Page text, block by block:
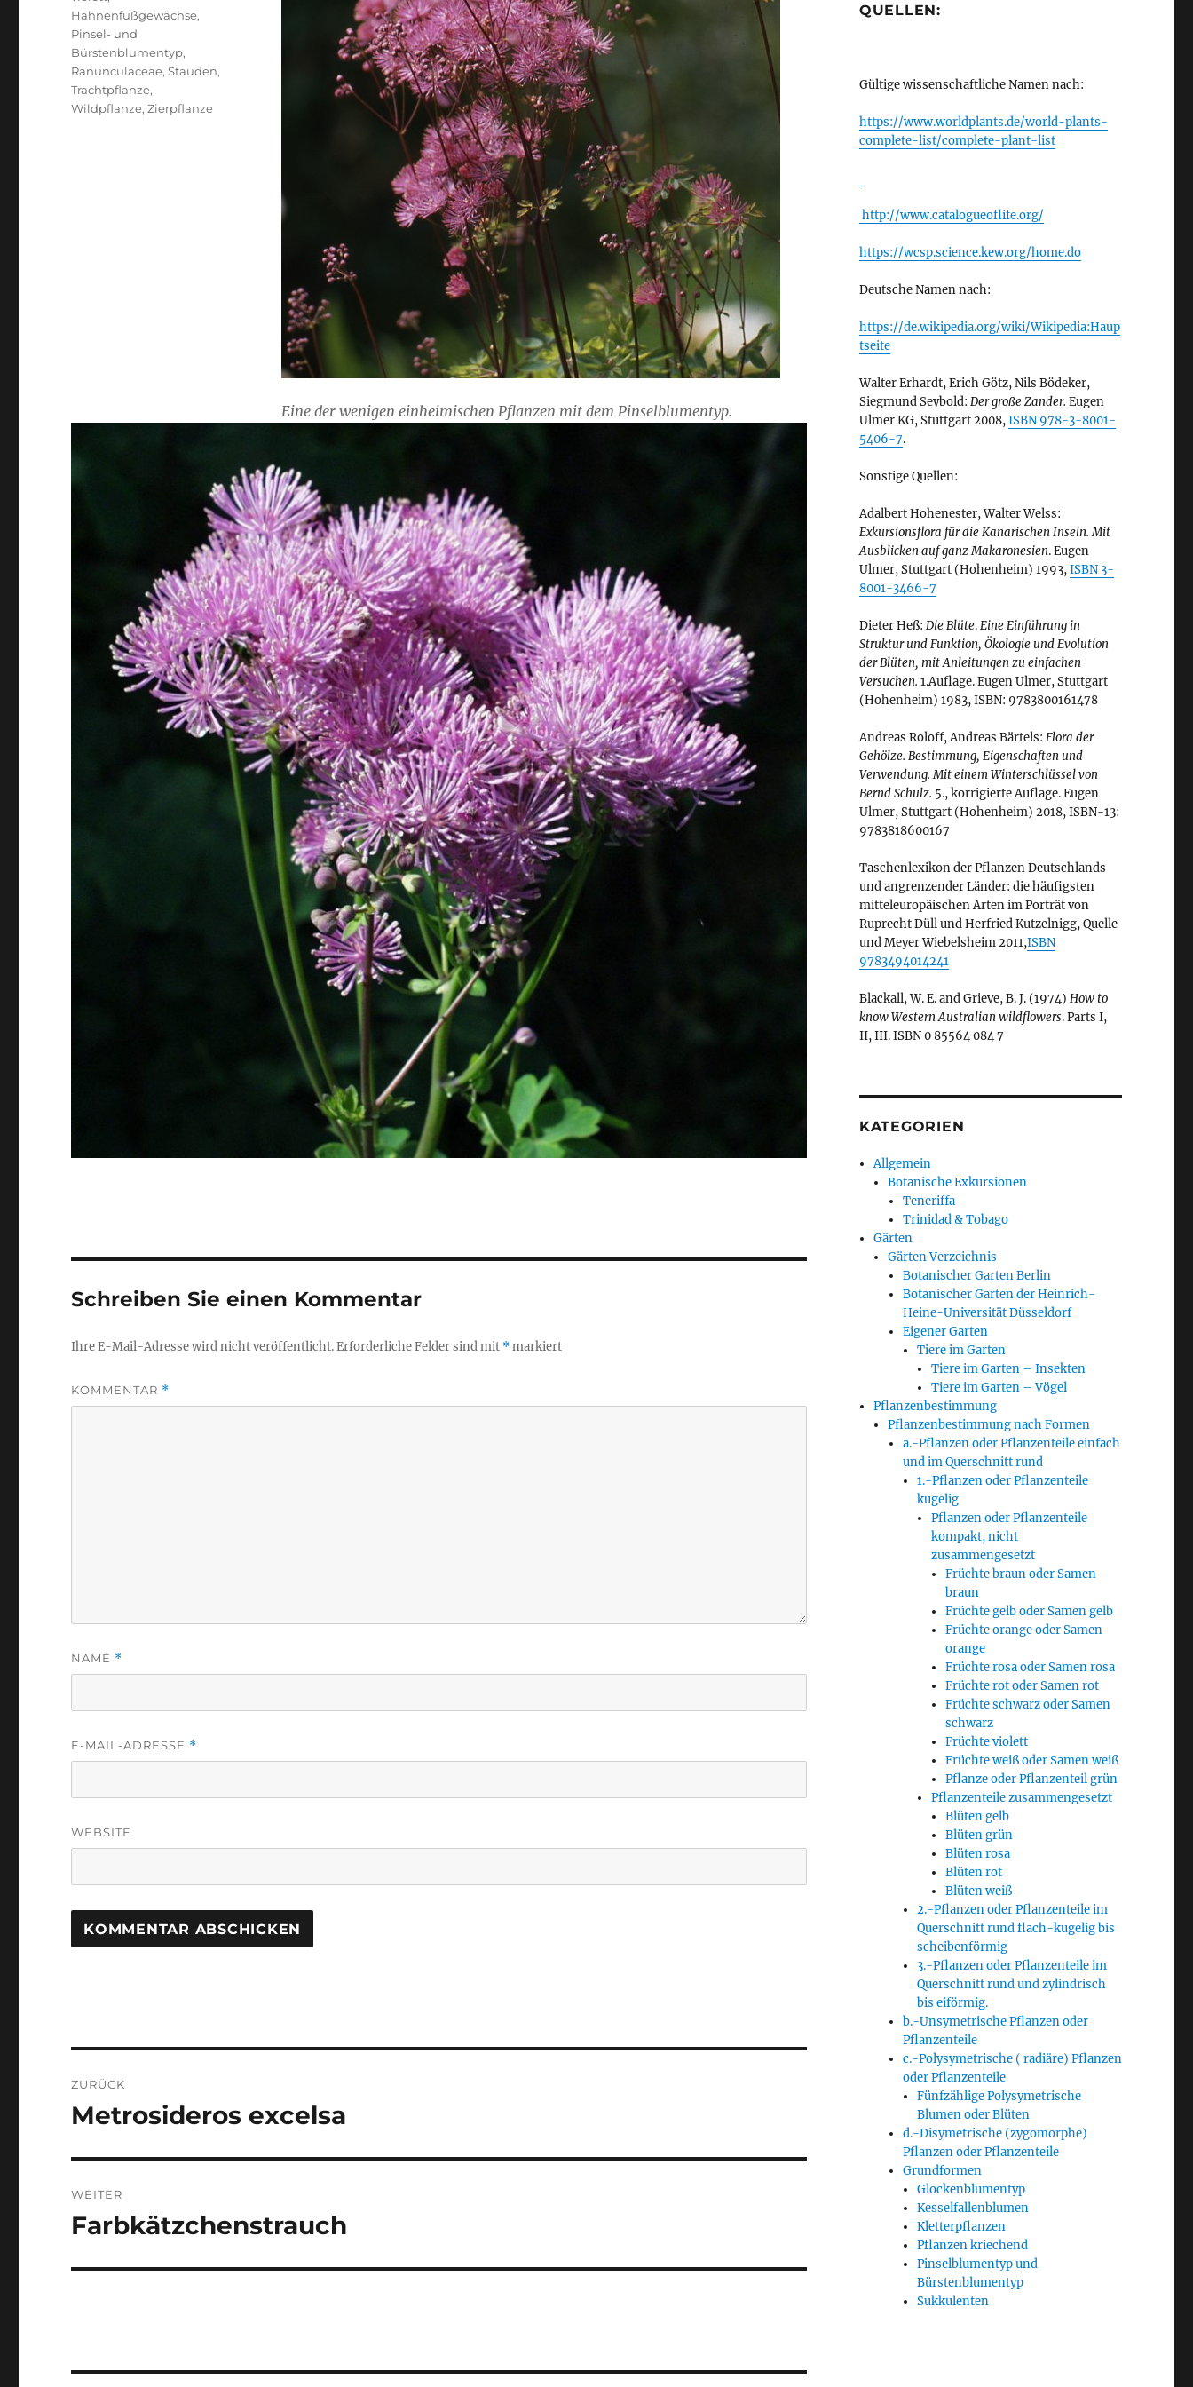
Eine der wenigen einheimischen Pflanzen mit dem Pinselblumentyp.
Hahnenfußgewächse,
Pinsel- und
Bürstenblumentyp,
Ranunculaceae,Stauden,
Trachtpflanze,
Wildpflanze,Zierpflanze
Schreiben Sie einen Kommentar
Ihre E-Mail-Adresse wird nicht veröffentlicht.Erforderliche Felder sind mit *markiert
KOMMENTAR *
NAME *
E-MAIL-ADRESSE *
WEBSITE
ZURÜCK
Vorheriger
Metrosideros excelsa
WEITER
Nächster
Farbkätzchenstrauch
QUELLEN:
Gültige wissenschaftliche Namen nach:
https://www.worldplants.de/world-plants-
complete-list/complete-plant-list
http://www.catalogueoflife.org/
https://wcsp.science.kew.org/home.do
Deutsche Namen nach:
https://de.wikipedia.org/wiki/Wikipedia:Haup
tseite
Walter Erhardt, Erich Götz, Nils Bödeker,
Siegmund Seybold: Der große Zander. Eugen
Ulmer KG, Stuttgart 2008,ISBN 978-3-8001-
5406-7.
Sonstige Quellen:
Adalbert Hohenester, Walter Welss:
Exkursionsflora für die Kanarischen Inseln. Mit
Ausblicken auf ganz Makaronesien. Eugen
Ulmer, Stuttgart (Hohenheim) 1993,ISBN 3-
8001-3466-7
Dieter Heß: Die Blüte.Eine Einführung in
Struktur und Funktion, Ökologie und Evolution
der Blüten, mit Anleitungen zu einfachen
Versuchen. 1.Auflage. Eugen Ulmer, Stuttgart
(Hohenheim) 1983, ISBN: 9783800161478
Andreas Roloff, Andreas Bärtels: Flora der
Gehölze. Bestimmung, Eigenschaften und
Verwendung. Mit einem Winterschlüssel von
Bernd Schulz. 5., korrigierte Auflage. Eugen
Ulmer, Stuttgart (Hohenheim) 2018, ISBN-13:
9783818600167
Taschenlexikon der Pflanzen Deutschlands
und angrenzender Länder: die häufigsten
mitteleuropäischen Arten im Porträt von
Ruprecht Düll und Herfried Kutzelnigg, Quelle
und Meyer Wiebelsheim 2011,ISBN
9783494014241
Blackall, W. E. and Grieve, B. J. (1974) How to
know Western Australian wildflowers. Parts I,
II, III. ISBN 0 85564 084 7
KATEGORIEN
Allgemein
Botanische Exkursionen
Teneriffa
Trinidad & Tobago
Gärten
Gärten Verzeichnis
Botanischer Garten Berlin
Botanischer Garten der Heinrich-
Heine-Universität Düsseldorf
Eigener Garten
Tiere im Garten
Tiere im Garten – Insekten
Tiere im Garten – Vögel
Pflanzenbestimmung
Pflanzenbestimmung nach Formen
a.-Pflanzen oder Pflanzenteile einfach
und im Querschnitt rund
1.-Pflanzen oder Pflanzenteile
kugelig
Pflanzen oder Pflanzenteile
kompakt, nicht
zusammengesetzt
Früchte braun oder Samen
braun
Früchte gelb oder Samen gelb
Früchte orange oder Samen
orange
Früchte rosa oder Samen rosa
Früchte rot oder Samen rot
Früchte schwarz oder Samen
schwarz
Früchte violett
Früchte weiß oder Samen weiß
Pflanze oder Pflanzenteil grün
Pflanzenteile zusammengesetzt
Blüten gelb
Blüten grün
Blüten rosa
Blüten rot
Blüten weiß
2.-Pflanzen oder Pflanzenteile im
Querschnitt rund flach-kugelig bis
scheibenförmig
3.-Pflanzen oder Pflanzenteile im
Querschnitt rund und zylindrisch
bis eiförmig.
b.-Unsymetrische Pflanzen oder
Pflanzenteile
c.-Polysymetrische ( radiäre) Pflanzen
oder Pflanzenteile
Fünfzählige Polysymetrische
Blumen oder Blüten
d.-Disymetrische (zygomorphe)
Pflanzen oder Pflanzenteile
Grundformen
Glockenblumentyp
Kesselfallenblumen
Kletterpflanzen
Pflanzen kriechend
Pinselblumentyp und
Bürstenblumentyp
Sukkulenten